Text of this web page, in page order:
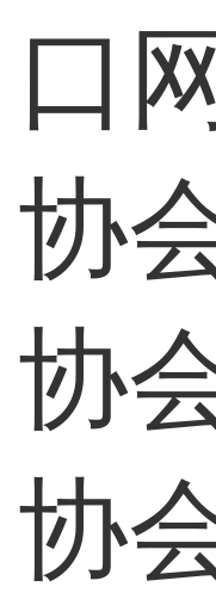
口
协
协
协